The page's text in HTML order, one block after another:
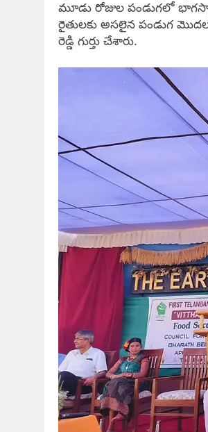
మూడు రోజుల పండుగలో
రైతులకు అసలైన పండుగ
రెడ్డి గుర్తు చేశారు.